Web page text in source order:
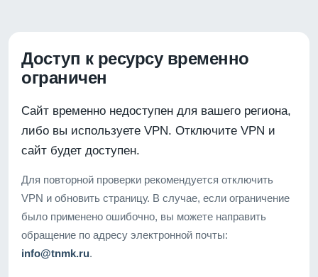
Доступ к ресурсу временно
ограничен
Сайт временно недоступен для вашего региона,
либо вы используете VPN. Отключите VPN и
сайт будет доступен.
Для повторной проверки рекомендуется отключить
VPN и обновить страницу. В случае, если ограничение
было применено ошибочно, вы можете направить
обращение по адресу электронной почты:
info@tnmk.ru.